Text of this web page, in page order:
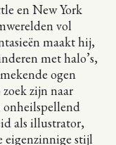
en New York
vol
maakt hij,
met halo’s,
ogen
zijn naar
onheilspellend
als illustrator,
eigenzinnige stijl